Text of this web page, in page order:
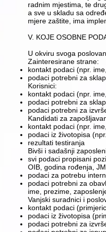
radnim mjestima, te
a sve u skladu sa
mjere zaštite, ima
V. KOJE OSOBNE
U okviru svoga
Zainteresirane strane:
​kontakt podaci (npr.
​podaci potrebni za
Korisnici:
​kontakt podaci (npr.
​podaci potrebni za
​podaci potrebni za
Kandidati za
​kontakt podaci (npr.
​podaci iz životopisa
​rezultati testiranja
​​​Bivši i sadašnji
​svi podaci propisani
OIB, godina rođenja,
​podaci za potrebu
​podaci potrebni za
ime, prezime,
​​​Vanjski suradnici i
​kontakt podaci
​podaci iz životopisa
​podaci potrebni za